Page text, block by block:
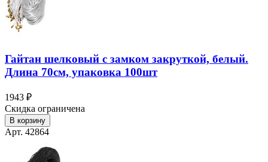
Гайтан шелковый с замком закруткой, белый.
Длина 70см, упаковка 100шт
1943 ₽
Скидка ограничена
В корзину
Арт. 42864